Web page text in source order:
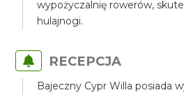
wypożyczalnię rowerów,
hulajnogi.
RECEPCJA
Bajeczny Cypr Willa posiada